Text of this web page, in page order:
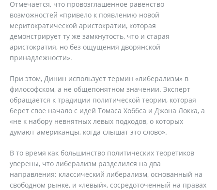
Отмечается, что провозглашенное равенство
возможностей «привело к появлению новой
меритократической аристократии, которая
демонстрирует ту же замкнутость, что и старая
аристократия, но без ощущения дворянской
принадлежности».
При этом, Динин использует термин «либерализм» в
философском, а не общепонятном значении. Эксперт
обращается к традиции политической теории, которая
берет свое начало с идей Томаса Хоббса и Джона Локка, а
«не к набору невнятных левых подходов, о которых
думают американцы, когда слышат это слово».
В то время как большинство политических теоретиков
уверены, что либерализм разделился на два
направления: классический либерализм, основанный на
свободном рынке, и «левый», сосредоточенный на правах